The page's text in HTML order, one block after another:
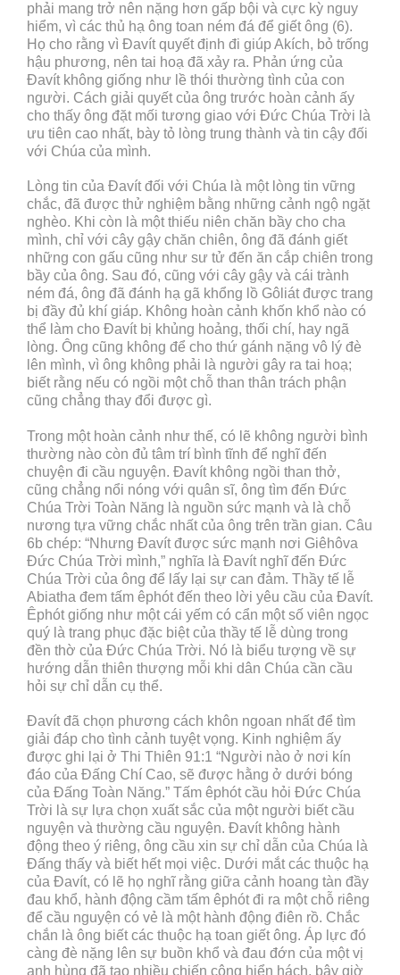
phải mang trở nên nặng hơn gấp bội và cực kỳ nguy
hiểm, vì các thủ hạ ông toan ném đá để giết ông (6).
Họ cho rằng vì Đavít quyết định đi giúp Akích, bỏ trống
hậu phương, nên tai hoạ đã xảy ra. Phản ứng của
Đavít không giống như lề thói thường tình của con
người. Cách giải quyết của ông trước hoàn cảnh ấy
cho thấy ông đặt mối tương giao với Đức Chúa Trời là
ưu tiên cao nhất, bày tỏ lòng trung thành và tin cậy đối
với Chúa của mình.
Lòng tin của Đavít đối với Chúa là một lòng tin vững
chắc, đã được thử nghiệm bằng những cảnh ngộ ngặt
nghèo. Khi còn là một thiếu niên chăn bầy cho cha
mình, chỉ với cây gậy chăn chiên, ông đã đánh giết
những con gấu cũng như sư tử đến ăn cắp chiên trong
bầy của ông. Sau đó, cũng với cây gậy và cái trành
ném đá, ông đã đánh hạ gã khổng lồ Gôliát được trang
bị đầy đủ khí giáp. Không hoàn cảnh khốn khổ nào có
thể làm cho Đavít bị khủng hoảng, thối chí, hay ngã
lòng. Ông cũng không để cho thứ gánh nặng vô lý đè
lên mình, vì ông không phải là người gây ra tai hoạ;
biết rằng nếu có ngồi một chỗ than thân trách phận
cũng chẳng thay đổi được gì.
Trong một hoàn cảnh như thế, có lẽ không người bình
thường nào còn đủ tâm trí bình tĩnh để nghĩ đến
chuyện đi cầu nguyện. Đavít không ngồi than thở,
cũng chẳng nổi nóng với quân sĩ, ông tìm đến Đức
Chúa Trời Toàn Năng là nguồn sức mạnh và là chỗ
nương tựa vững chắc nhất của ông trên trần gian. Câu
6b chép: “Nhưng Đavít được sức mạnh nơi Giêhôva
Đức Chúa Trời mình,” nghĩa là Đavít nghĩ đến Đức
Chúa Trời của ông để lấy lại sự can đảm. Thầy tế lễ
Abiatha đem tấm êphót đến theo lời yêu cầu của Đavít.
Êphót giống như một cái yếm có cẩn một số viên ngọc
quý là trang phục đặc biệt của thầy tế lễ dùng trong
đền thờ của Đức Chúa Trời. Nó là biểu tượng về sự
hướng dẫn thiên thượng mỗi khi dân Chúa cần cầu
hỏi sự chỉ dẫn cụ thể.
Đavít đã chọn phương cách khôn ngoan nhất để tìm
giải đáp cho tình cảnh tuyệt vọng. Kinh nghiệm ấy
được ghi lại ở Thi Thiên 91:1 “Người nào ở nơi kín
đáo của Đấng Chí Cao, sẽ được hằng ở dưới bóng
của Đấng Toàn Năng.” Tấm êphót cầu hỏi Đức Chúa
Trời là sự lựa chọn xuất sắc của một người biết cầu
nguyện và thường cầu nguyện. Đavít không hành
động theo ý riêng, ông cầu xin sự chỉ dẫn của Chúa là
Đấng thấy và biết hết mọi việc. Dưới mắt các thuộc hạ
của Đavít, có lẽ họ nghĩ rằng giữa cảnh hoang tàn đầy
đau khổ, hành động cầm tấm êphót đi ra một chỗ riêng
để cầu nguyện có vẻ là một hành động điên rồ. Chắc
chắn là ông biết các thuộc hạ toan giết ông. Áp lực đó
càng đè nặng lên sự buồn khổ và đau đớn của một vị
anh hùng đã tạo nhiều chiến công hiển hách, bây giờ